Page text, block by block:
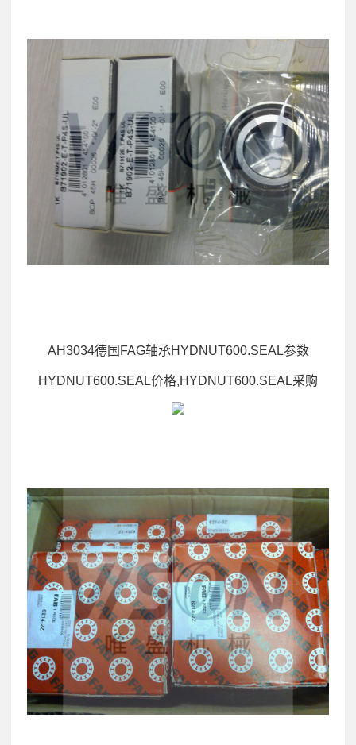
AH3034德国FAG轴承HYDNUT600.SEAL参数
HYDNUT600.SEAL价格,HYDNUT600.SEAL采购